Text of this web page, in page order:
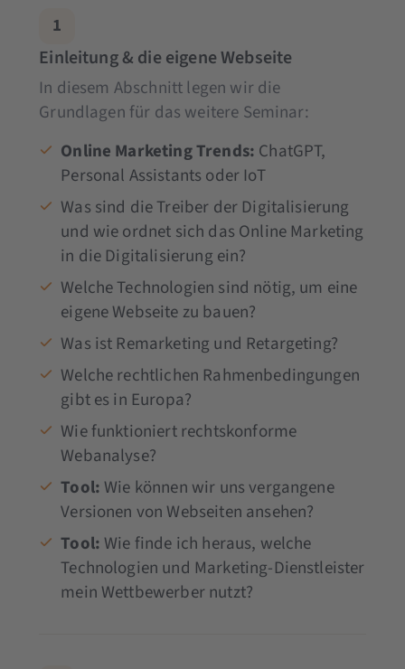
1
Einleitung & die eigene Webseite
In diesem Abschnitt legen wir die
Grundlagen für das weitere Seminar:
Online Marketing Trends: ChatGPT,
Personal Assistants oder IoT
Was sind die Treiber der Digitalisierung
und wie ordnet sich das Online Marketing
in die Digitalisierung ein?
Welche Technologien sind nötig, um eine
eigene Webseite zu bauen?
Was ist Remarketing und Retargeting?
Welche rechtlichen Rahmenbedingungen
gibt es in Europa?
Wie funktioniert rechtskonforme
Webanalyse?
Tool:Wie können wir uns vergangene
Versionen von Webseiten ansehen?
Tool:Wie finde ich heraus, welche
Technologien und Marketing-Dienstleister
mein Wettbewerber nutzt?